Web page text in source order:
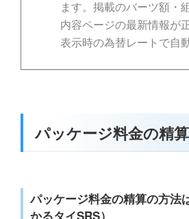
ます。掲載のバーツ額・
内容ページの最新情報が
表示時の為替レートで自
パッケージ料金の精
パッケージ料金の精算の方法
かるタイSRS）